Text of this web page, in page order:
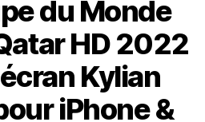
du Monde
HD 2022
Kylian
iPhone &